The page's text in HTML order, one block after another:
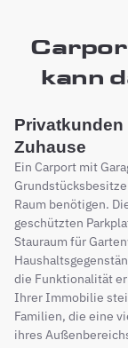
kann
Zuhause
Ein Carport mit
Raum benötigen.
geschützten
Stauraum für
die Funktionalität
Ihrer Immobilie
Familien, die eine
ihres